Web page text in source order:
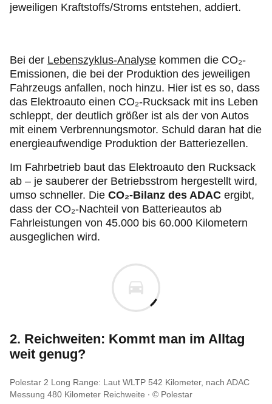
jeweiligen Kraftstoffs/Stroms entstehen, addiert.
Bei der Lebenszyklus-Analyse kommen die CO₂-
Emissionen, die bei der Produktion des jeweiligen
Fahrzeugs anfallen, noch hinzu. Hier ist es so, dass
das Elektroauto einen CO₂-Rucksack mit ins Leben
schleppt, der deutlich größer ist als der von Autos
mit einem Verbrennungsmotor. Schuld daran hat die
energieaufwendige Produktion der Batteriezellen.
Im Fahrbetrieb baut das Elektroauto den Rucksack
ab – je sauberer der Betriebsstrom hergestellt wird,
umso schneller. Die CO₂-Bilanz des ADAC ergibt,
dass der CO₂-Nachteil von Batterieautos ab
Fahrleistungen von 45.000 bis 60.000 Kilometern
ausgeglichen wird.
2. Reichweiten: Kommt man im Alltag
weit genug?
Polestar 2 Long Range: Laut WLTP 542 Kilometer, nach ADAC
Messung 480 Kilometer Reichweite
© Polestar